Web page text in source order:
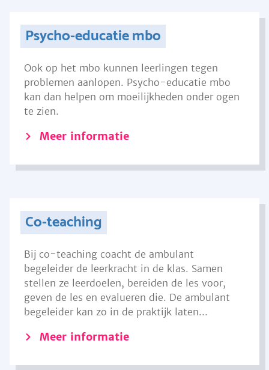
Psycho-educatie mbo
Ook op het mbo kunnen leerlingen tegen
problemen aanlopen. Psycho-educatie mbo
kan dan helpen om moeilijkheden onder ogen
te zien.
Meer informatie
Co-teaching
Bij co-teaching coacht de ambulant
begeleider de leerkracht in de klas. Samen
stellen ze leerdoelen, bereiden de les voor,
geven de les en evalueren die. De ambulant
begeleider kan zo in de praktijk laten...
Meer informatie